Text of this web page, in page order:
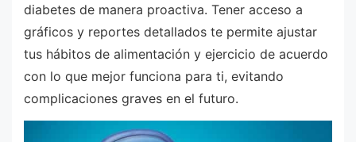
diabetes de manera proactiva. Tener acceso a
gráficos y reportes detallados te permite ajustar
tus hábitos de alimentación y ejercicio de acuerdo
con lo que mejor funciona para ti, evitando
complicaciones graves en el futuro.